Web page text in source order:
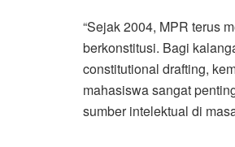
“Sejak 2004, MPR terus
berkonstitusi. Bagi
constitutional drafting,
mahasiswa sangat
sumber intelektual di